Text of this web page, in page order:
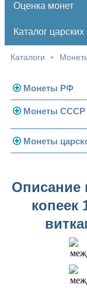
Оценка монет
Каталог
Каталоги >
Монеты РФ
Современная
Монеты 1991-
Монеты СССР
Погодовка
Золотые
Памятные и
Монеты
Золото
Для
Александр III
Для
Александр II
Николай I
Павел I (1796-
Описание
копеек